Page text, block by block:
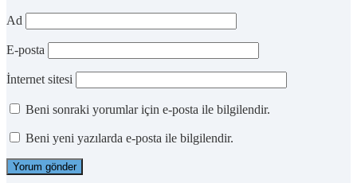
Ad
E-posta
İnternet sitesi
Beni sonraki yorumlar için e-posta ile bilgilendir.
Beni yeni yazılarda e-posta ile bilgilendir.